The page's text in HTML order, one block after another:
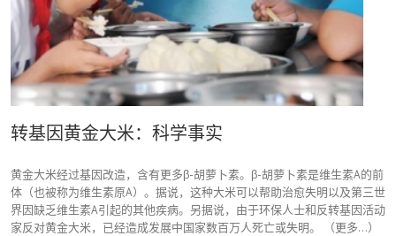
转基因黄金大米：科学事实
黄金大米经过基因改造，含有更多β-胡萝卜素。β-胡萝卜素是维生素A的前
体（也被称为维生素原A）。据说，这种大米可以帮助治愈失明以及第三世
界因缺乏维生素A引起的其他疾病。另据说，由于环保人士和反转基因活动
家反对黄金大米，已经造成发展中国家数百万人死亡或失明。 （更多…）